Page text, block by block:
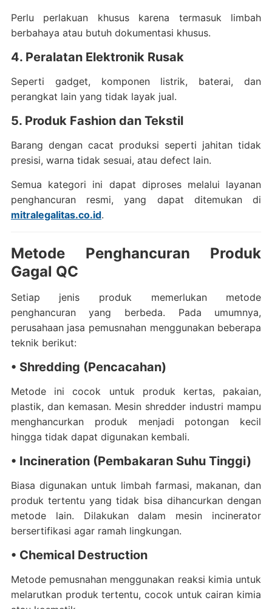
Perlu perlakuan khusus karena termasuk limbah
berbahaya atau butuh dokumentasi khusus.
4. Peralatan Elektronik Rusak
Seperti gadget, komponen listrik, baterai, dan
perangkat lain yang tidak layak jual.
5. Produk Fashion dan Tekstil
Barang dengan cacat produksi seperti jahitan tidak
presisi, warna tidak sesuai, atau defect lain.
Semua kategori ini dapat diproses melalui layanan
penghancuran resmi, yang dapat ditemukan di
mitralegalitas.co.id.
Metode Penghancuran Produk
Gagal QC
Setiap jenis produk memerlukan metode
penghancuran yang berbeda. Pada umumnya,
perusahaan jasa pemusnahan menggunakan beberapa
teknik berikut:
• Shredding (Pencacahan)
Metode ini cocok untuk produk kertas, pakaian,
plastik, dan kemasan. Mesin shredder industri mampu
menghancurkan produk menjadi potongan kecil
hingga tidak dapat digunakan kembali.
• Incineration (Pembakaran Suhu Tinggi)
Biasa digunakan untuk limbah farmasi, makanan, dan
produk tertentu yang tidak bisa dihancurkan dengan
metode lain. Dilakukan dalam mesin incinerator
bersertifikasi agar ramah lingkungan.
• Chemical Destruction
Metode pemusnahan menggunakan reaksi kimia untuk
melarutkan produk tertentu, cocok untuk cairan kimia